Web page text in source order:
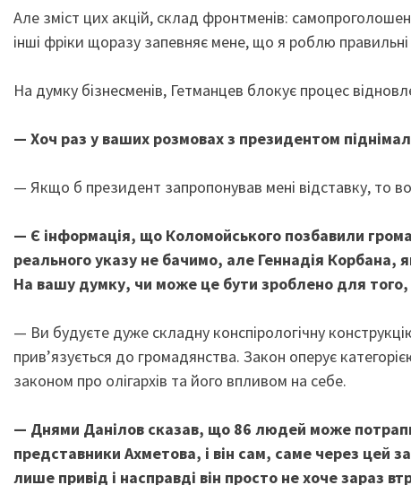
Але зміст цих акцій, склад фронтменів:
інші фріки щоразу запевняє мене, що я роблю правильні
На думку бізнесменів, Гетманцев блокує процес
— Хоч раз у ваших розмовах з президентом
— Якщо б президент запропонував мені відставку, то
— Є інформація, що Коломойського позбавили
реального указу не бачимо, але Геннадія Корбана,
На вашу думку, чи може це бути зроблено для того,
— Ви будуєте дуже складну конспірологічну
прив’язується до громадянства. Закон оперує
законом про олігархів та його впливом на себе.
— Днями Данілов сказав, що 86 людей може
представники Ахметова, і він сам, саме через цей
лише привід і насправді він просто не хоче зараз